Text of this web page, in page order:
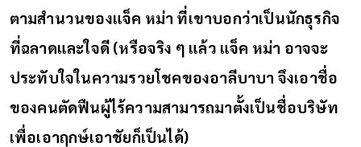
ตามสำนวนของแจ็ค หม่า ที่เขาบอกว่าเป็นนักธุรกิจ
ที่ฉลาดและใจดี (หรือจริง ๆ แล้ว แจ็ค หม่า อาจจะ
ประทับใจในความรวยโชคของอาลีบาบา จึงเอาชื่อ
ของคนตัดฟืนผู้ไร้ความสามารถมาตั้งเป็นชื่อบริษัท
เพื่อเอาฤกษ์เอาชัยก็เป็นได้)